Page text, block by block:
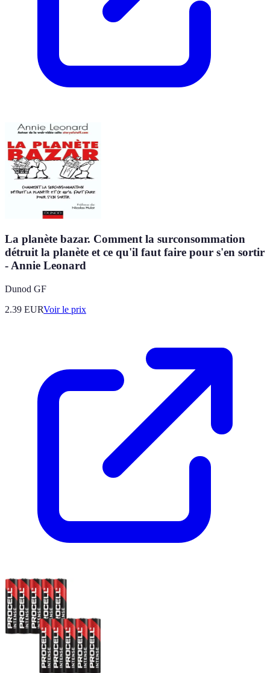
La planète bazar. Comment la surconsommation
détruit la planète et ce qu'il faut faire pour s'en sortir
- Annie Leonard
Dunod GF
2.39 EURVoir le prix